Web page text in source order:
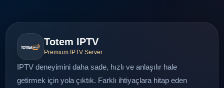
Totem IPTV
Premium IPTV Server
IPTV deneyimini daha sade, hızlı ve anlaşılır hale
getirmek için yola çıktık. Farklı ihtiyaçlara hitap eden